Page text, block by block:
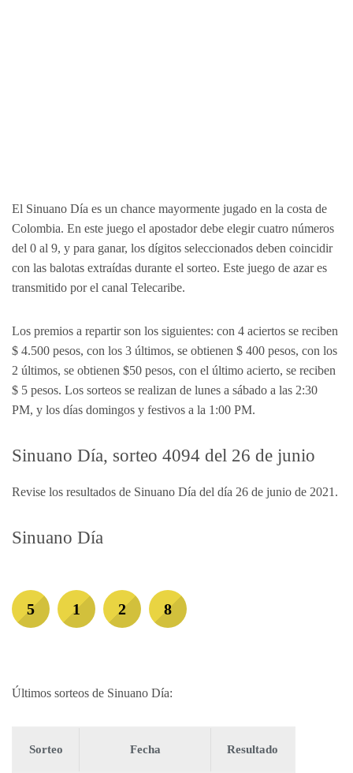
El Sinuano Día es un chance mayormente jugado en la costa de
Colombia. En este juego el apostador debe elegir cuatro números
del 0 al 9, y para ganar, los dígitos seleccionados deben coincidir
con las balotas extraídas durante el sorteo. Este juego de azar es
transmitido por el canal Telecaribe.
Los premios a repartir son los siguientes: con 4 aciertos se reciben
$ 4.500 pesos, con los 3 últimos, se obtienen $ 400 pesos, con los
2 últimos, se obtienen $50 pesos, con el último acierto, se reciben
$ 5 pesos. Los sorteos se realizan de lunes a sábado a las 2:30
PM, y los días domingos y festivos a la 1:00 PM.
Sinuano Día, sorteo 4094 del 26 de junio
Revise los resultados de Sinuano Día del día 26 de junio de 2021.
Sinuano Día
5 1 2 8
Últimos sorteos de Sinuano Día:
Sorteo Fecha Resultado